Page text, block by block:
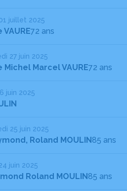
juillet 2025
72 ans
27 juin 2025
Michel Marcel VAURE72 ans
juin 2025
25 juin 2025
Roland MOULIN85 ans
juin 2025
Roland MOULIN85 ans